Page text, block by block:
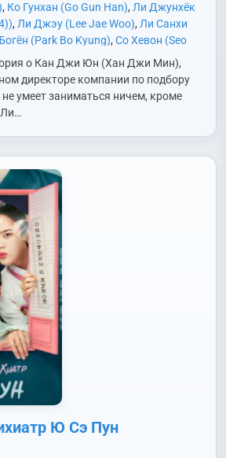
, Ко Гунхан (Go Gun Han), Ли Джунхёк
, Ли Джэу (Lee Jae Woo), Ли Санхи
(Park Bo Kyung), Со Хевон (Seo
(Han Ji Min)
Хо Донвон (Heo Dong
Yi) Юн Юсон (Yoon Yoo Sun)
о Кан Джи Юн (Хан Джи Мин),
директоре компании по подбору
умеет заниматься ничем, кроме
Ю Сэ Пун